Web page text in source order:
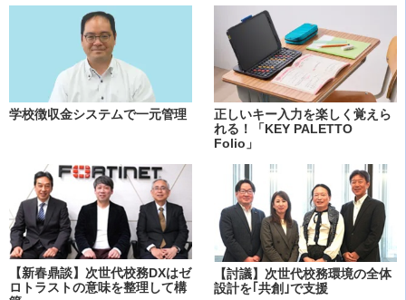
学校徴収金システムで一元管理
正しいキー入力を楽しく覚えら
れる！「KEY PALETTO
Folio」
【新春鼎談】次世代校務DXはゼ
ロトラストの意味を整理して構
【討議】次世代校務環境の全体
設計を｢共創｣で支援